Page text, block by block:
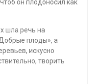
он плодоносил как
шла речь на
плоды», а
искусно
творить